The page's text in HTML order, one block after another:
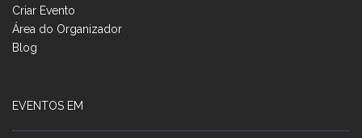
Criar Evento
Área do Organizador
Blog
EVENTOS EM